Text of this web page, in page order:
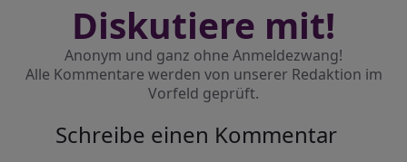
Diskutiere mit!
Anonym und ganz ohne Anmeldezwang!
Alle Kommentare werden von unserer Redaktion im
Vorfeld geprüft.
Schreibe einen Kommentar